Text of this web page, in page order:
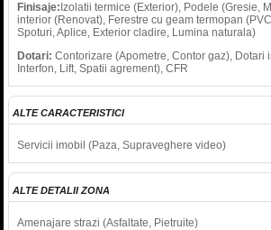
Finisaje: Izolatii termice (Exterior), Podele (Gresie,
interior (Renovat), Ferestre cu geam termopan
Spoturi, Aplice, Exterior cladire, Lumina naturala)
Dotari: Contorizare (Apometre, Contor gaz), Dotari
Interfon, Lift, Spatii agrement), CFR
ALTE CARACTERISTICI
Servicii imobil (Paza, Supraveghere video)
ALTE DETALII ZONA
Amenajare strazi (Asfaltate, Pietruite)